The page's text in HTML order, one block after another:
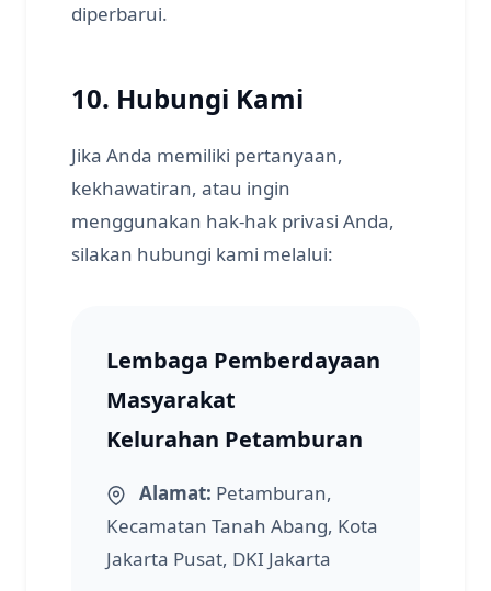
diperbarui.
10. Hubungi Kami
Jika Anda memiliki pertanyaan,
kekhawatiran, atau ingin
menggunakan hak-hak privasi Anda,
silakan hubungi kami melalui:
Lembaga Pemberdayaan
Masyarakat
Kelurahan Petamburan
Alamat: Petamburan,
Kecamatan Tanah Abang, Kota
Jakarta Pusat, DKI Jakarta